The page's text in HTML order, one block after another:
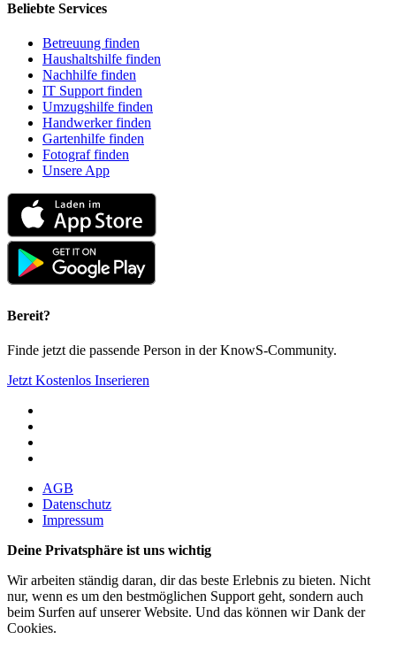
Beliebte Services
Betreuung finden
Haushaltshilfe finden
Nachhilfe finden
IT Support finden
Umzugshilfe finden
Handwerker finden
Gartenhilfe finden
Fotograf finden
Unsere App
Bereit?
Finde jetzt die passende Person in der KnowS-Community.
Jetzt Kostenlos Inserieren
AGB
Datenschutz
Impressum
Deine Privatsphäre ist uns wichtig
Wir arbeiten ständig daran, dir das beste Erlebnis zu bieten. Nicht
nur, wenn es um den bestmöglichen Support geht, sondern auch
beim Surfen auf unserer Website. Und das können wir Dank der
Cookies.